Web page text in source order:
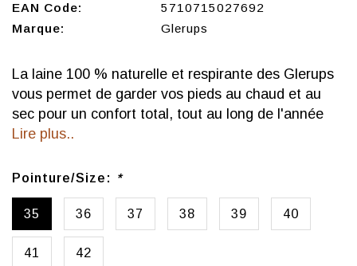
EAN Code:
5710715027692
Marque:
Glerups
La laine 100 % naturelle et respirante des Glerups
vous permet de garder vos pieds au chaud et au
sec pour un confort total, tout au long de l'année
Lire plus..
Pointure/Size: *
35 36 37 38 39 40
41 42